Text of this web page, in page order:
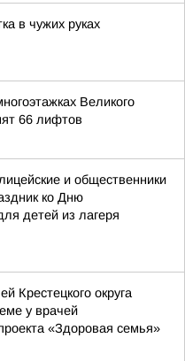
в чужих руках
Великого
66 лифтов
и общественники
ко Дню
детей из лагеря
Крестецкого округа
у врачей
«Здоровая семья»